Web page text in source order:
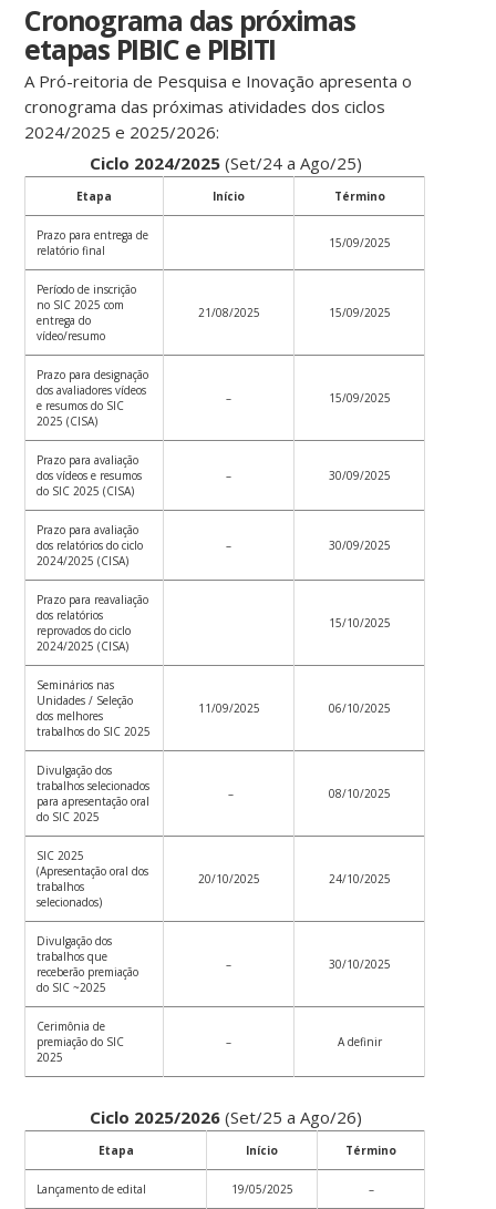
Cronograma das próximas
etapas PIBIC e PIBITI
A Pró-reitoria de Pesquisa e Inovação apresenta o
cronograma das próximas atividades dos ciclos
2024/2025 e 2025/2026:
Ciclo 2024/2025 (Set/24 a Ago/25)
Etapa Início Término
Prazo para entrega de
relatório final
15/09/2025
Período de inscrição
no SIC 2025 com
entrega do
vídeo/resumo
21/08/2025 15/09/2025
Prazo para designação
dos avaliadores vídeos
e resumos do SIC
2025 (CISA)
– 15/09/2025
Prazo para avaliação
dos vídeos e resumos
do SIC 2025 (CISA)
– 30/09/2025
Prazo para avaliação
dos relatórios do ciclo
2024/2025 (CISA)
– 30/09/2025
Prazo para reavaliação
dos relatórios
reprovados do ciclo
2024/2025 (CISA)
15/10/2025
Seminários nas
Unidades / Seleção
dos melhores
trabalhos do SIC 2025
11/09/2025 06/10/2025
Divulgação dos
trabalhos selecionados
para apresentação oral
do SIC 2025
– 08/10/2025
SIC 2025
(Apresentação oral dos
trabalhos
selecionados)
20/10/2025 24/10/2025
Divulgação dos
trabalhos que
receberão premiação
do SIC ~2025
– 30/10/2025
Cerimônia de
premiação do SIC
2025
– A definir
Ciclo 2025/2026 (Set/25 a Ago/26)
Etapa Início Término
Lançamento de edital 19/05/2025 –